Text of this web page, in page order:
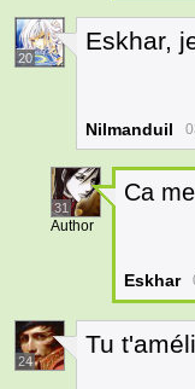
20
Eskhar,
Nilmanduil
31
Author
Ca
Eskhar
24
Tu